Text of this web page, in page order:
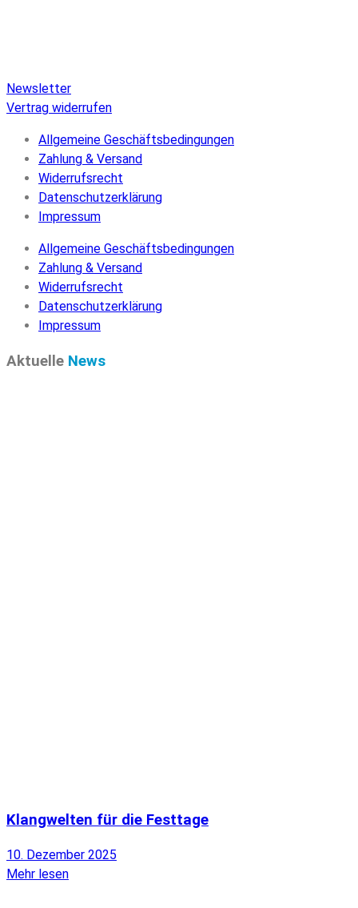
Newsletter
Vertrag widerrufen
Allgemeine Geschäftsbedingungen
Zahlung & Versand
Widerrufsrecht
Datenschutzerklärung
Impressum
Allgemeine Geschäftsbedingungen
Zahlung & Versand
Widerrufsrecht
Datenschutzerklärung
Impressum
Aktuelle News
Klangwelten für die Festtage
10. Dezember 2025
Mehr lesen